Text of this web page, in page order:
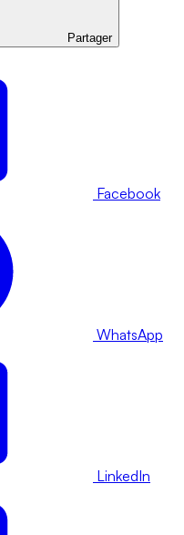
Partager
Facebook
WhatsApp
LinkedIn